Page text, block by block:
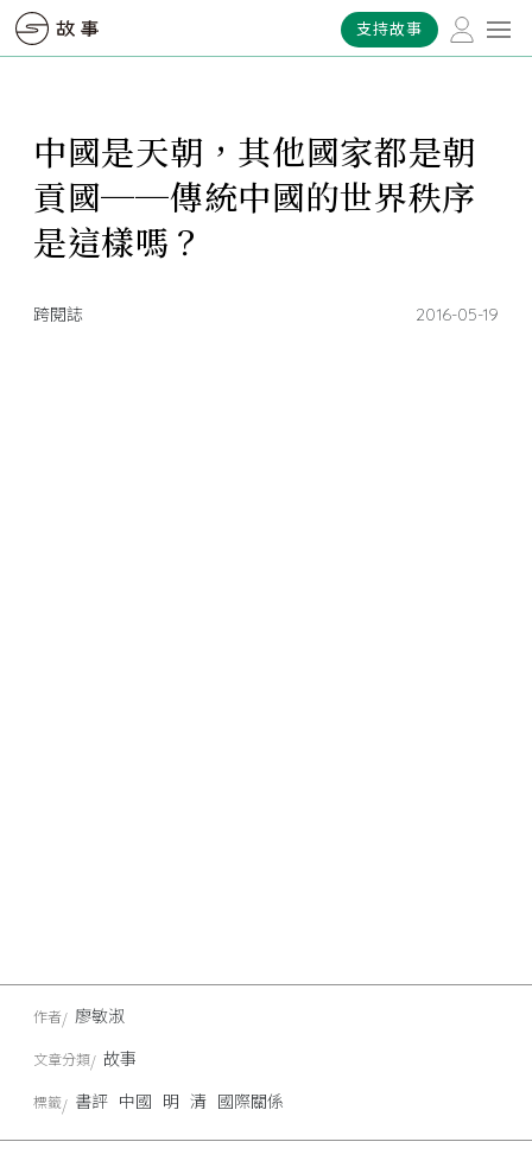
支持故事
中國是天朝，其他國家都是朝
貢國──傳統中國的世界秩序
是這樣嗎？
跨閱誌 2016-05-19
作者 廖敏淑
文章分類 故事
標籤 書評 中國 明 清 國際關係